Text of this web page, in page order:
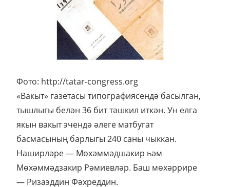
Фото: http://tatar-congress.org
«Вакыт» газетасы типографиясендә басылган,
тышлыгы белән 36 бит тәшкил иткән. Ун елга
якын вакыт эчендә әлеге матбугат
басмасының барлыгы 240 саны чыккан.
Наширләре — Мөхәммәдшакир һәм
Мөхәммәдзакир Рәмиевләр. Баш мөхәррире
— Ризаэддин Фәхреддин.